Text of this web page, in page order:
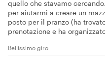
quello che stavamo
per aiutarmi a creare un
posto per il pranzo (ha
prenotazione e ha
Bellissimo giro